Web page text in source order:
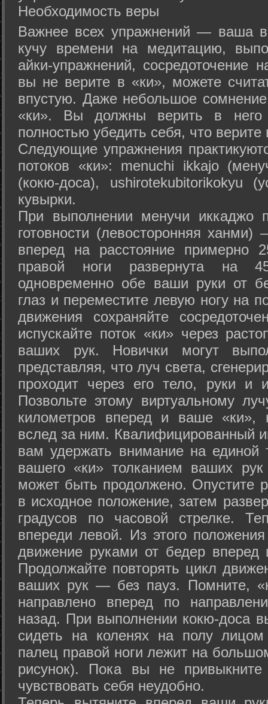
Необходимость веры
Важнее всех упражнений — ваша
кучу времени на медитацию,
айки-упражнений, сосредоточение
вы не верите в «ки», можете
впустую. Даже небольшое сомнение
«ки». Вы должны верить в
полностью убедить себя, что верите
Следующие упражнения
потоков «ки»: menuchi ikkajo
(кокю-доса), ushiro­tekubitori­kokyu
кувырки.
При выполнении менучи иккаджо
готовности (левосторонняя
вперед на расстояние примерно
правой ноги развернута на
одновременно обе ваши руки от
глаз и переместите левую ногу на
движения сохраняйте
испускайте поток «ки» через
ваших рук. Новички могут
представляя, что луч света,
проходит через его тело, руки и
Позвольте этому виртуальному
километров вперед и ваше «ки»,
вслед за ним. Квалифицированный
вам удержать внимание на единой
вашего «ки» толканием ваших
может быть продолжено. Опустите
в исходное положение, затем
градусов по часовой стрелке.
впереди левой. Из этого
движение руками от бедер вперед
Продолжайте повторять цикл
ваших рук — без пауз. Помните,
направлено вперед по
назад. При выполнении кокю-доса
сидеть на коленях на полу
палец правой ноги лежит на
рисунок). Пока вы не
чувствовать себя неудобно.